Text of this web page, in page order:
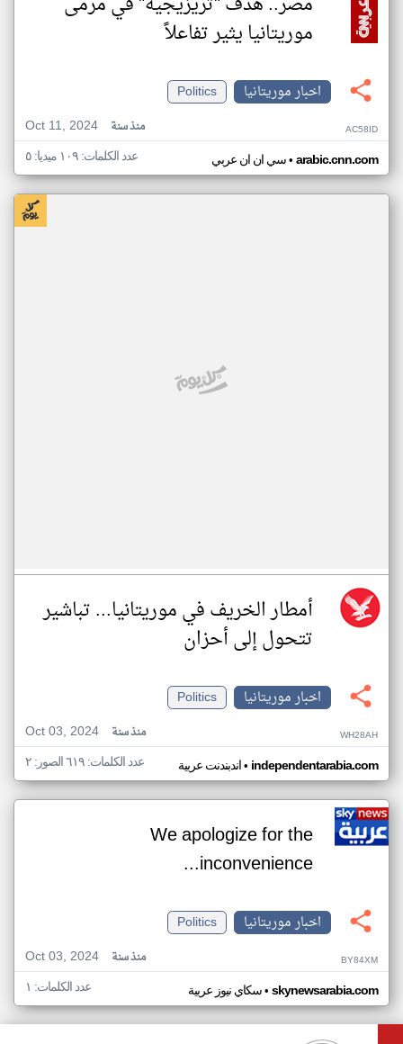
موريتانيا يثير تفاعلاً
اخبار موريتانيا
Politics
Oct 11, 2024
منذ سنة AC58ID
سي ان ان عربي• arabic.cnn.com عدد الكلمات: ١٠٩ ميديا: ٥
أمطار الخريف في موريتانيا... تباشير
تتحول إلى أحزان
اخبار موريتانيا
Politics
Oct 03, 2024
منذ سنة WH28AH
اندبندنت عربية• independentarabia.com عدد الكلمات: ٦١٩ الصور: ٢
We apologize for the
inconvenience...
اخبار موريتانيا
Politics
Oct 03, 2024
منذ سنة BY84XM
سكاي نيوز عربية• skynewsarabia.com عدد الكلمات: ١